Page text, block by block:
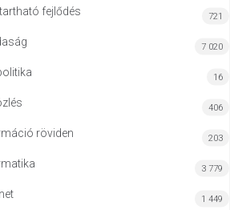
fejlődés 721
7 020
16
406
röviden 203
3 779
1 449